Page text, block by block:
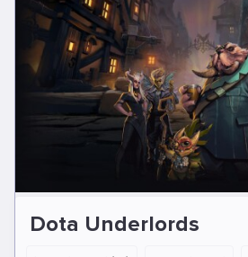
Dota Underlords